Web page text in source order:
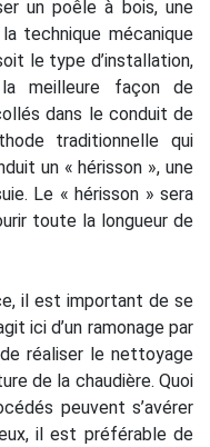
un poêle à bois, une
technique mécanique
le type d’installation,
meilleure façon de
dans le conduit de
traditionnelle qui
un « hérisson », une
Le « hérisson » sera
toute la longueur de
il est important de se
ici d’un ramonage par
réaliser le nettoyage
de la chaudière. Quoi
peuvent s’avérer
il est préférable de